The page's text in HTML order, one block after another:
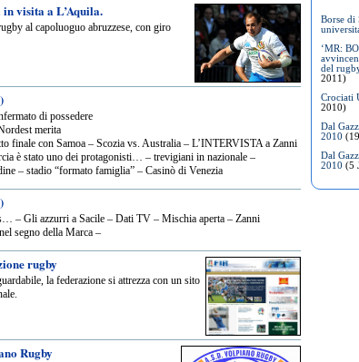
Borse di
‘MR:
del
2011)
Crociati
2010)
Dal
2010
Dal
2010 (5
visita a L’Aquila.
al capoluoguo abruzzese, con giro
di possedere
merita
finale con Samoa – Scozia vs. Australia – L’INTERVISTA a Zanni
è stato uno dei protagonisti… – trevigiani in nazionale –
– stadio “formato famiglia” – Casinò di Venezia
– Gli azzurri a Sacile – Dati TV – Mischia aperta – Zanni
segno della Marca –
rugby
la federazione si attrezza con un sito
Rugby